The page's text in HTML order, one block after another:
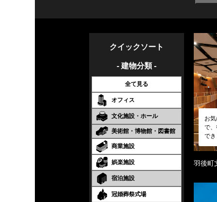
クイックソート
- 建物分類 -
全て見る
オフィス
文化施設・ホール
美術館・博物館・図書館
商業施設
娯楽施設
宿泊施設
冠婚葬祭式場
お
で
で
羽後